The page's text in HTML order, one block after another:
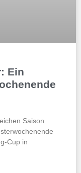
Ein
Saison
Cup in